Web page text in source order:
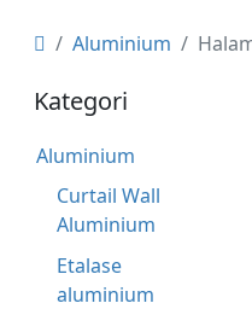
Aluminium
Kategori
Aluminium
Curtail Wall
Aluminium
Etalase
aluminium